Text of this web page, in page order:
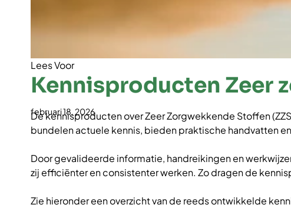
Lees Voor
Kennisproducten Zeer
februari 18, 2026
De kennisproducten over Zeer Zorgwekkende Stoffen
bundelen actuele kennis, bieden praktische handvatten
Door gevalideerde informatie, handreikingen en
zij efficiënter en consistenter werken. Zo dragen de
Zie hieronder een overzicht van de reeds ontwikkelde